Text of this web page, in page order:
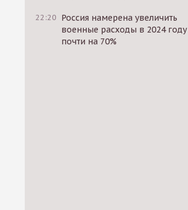
22:20 Россия намерена увеличить
военные расходы в 2024 году
почти на 70%